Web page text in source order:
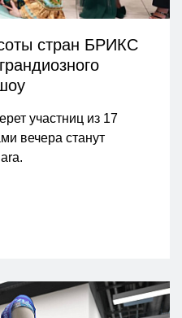
стран БРИКС
участниц из 17
вечера станут